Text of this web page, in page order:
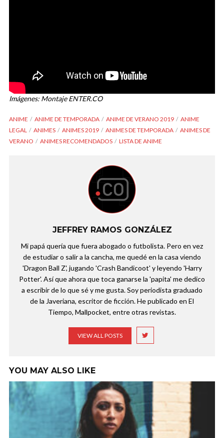
Imágenes: Montaje ENTER.CO
ANIME ANIME DE TEMPORADA ANIME DE VERANO 2019
ANIME
LEGAL
ANIMES ANIMES 2019 ANIMES DE TEMPORADA
ANIMES DE
VERANO
ANIMES RECOMENDADOS LISTA DE ANIME
JEFFREY RAMOS GONZÁLEZ
Mi papá quería que fuera abogado o futbolista. Pero en vez
de estudiar o salir a la cancha, me quedé en la casa viendo
'Dragon Ball Z', jugando 'Crash Bandicoot' y leyendo 'Harry
Potter'. Así que ahora que toca ganarse la 'papita' me dedico
a escribir de lo que sé y me gusta. Soy periodista graduado
de la Javeriana, escritor de ficción. He publicado en El
Tiempo, Mallpocket, entre otras revistas.
VIEW ALL POSTS
YOU MAY ALSO LIKE